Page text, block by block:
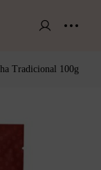
Tradicional 100g